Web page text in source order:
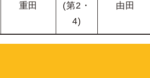
重田
(第2・
4)
由田